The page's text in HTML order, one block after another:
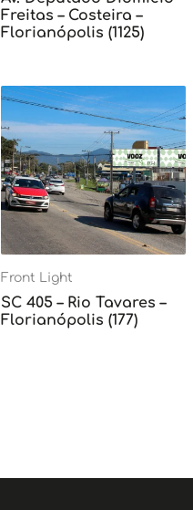
Freitas – Costeira –
Florianópolis (1125)
Front Light
SC 405 – Rio Tavares –
Florianópolis (177)